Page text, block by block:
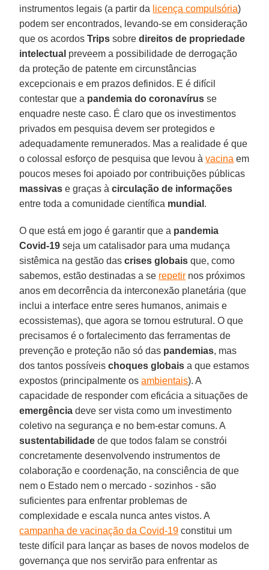
instrumentos legais (a partir da licença compulsória)
podem ser encontrados, levando-se em consideração
que os acordosTrips sobredireitos de propriedade
intelectual preveem a possibilidade de derrogação
da proteção de patente em circunstâncias
excepcionais e em prazos definidos. E é difícil
contestar que a pandemia do coronavírus se
enquadre neste caso. É claro que os investimentos
privados em pesquisa devem ser protegidos e
adequadamente remunerados. Mas a realidade é que
o colossal esforço de pesquisa que levou àvacina em
poucos meses foi apoiado por contribuições públicas
massivas e graças àcirculação de informações
entre toda a comunidade científica mundial .
O que está em jogo é garantir que a pandemia
Covid-19 seja um catalisador para uma mudança
sistêmica na gestão dascrises globais que, como
sabemos, estão destinadas a se repetir nos próximos
anos em decorrência da interconexão planetária (que
inclui a interface entre seres humanos, animais e
ecossistemas), que agora se tornou estrutural. O que
precisamos é o fortalecimento das ferramentas de
prevenção e proteção não só das pandemias, mas
dos tantos possíveischoques globais a que estamos
expostos (principalmente osambientais). A
capacidade de responder com eficácia a situações de
emergência deve ser vista como um investimento
coletivo na segurança e no bem-estar comuns. A
sustentabilidade de que todos falam se constrói
concretamente desenvolvendo instrumentos de
colaboração e coordenação, na consciência de que
nem o Estado nem o mercado - sozinhos - são
suficientes para enfrentar problemas de
complexidade e escala nunca antes vistos. A
campanha de vacinação da Covid-19 constitui um
teste difícil para lançar as bases de novos modelos de
governança que nos servirão para enfrentar as